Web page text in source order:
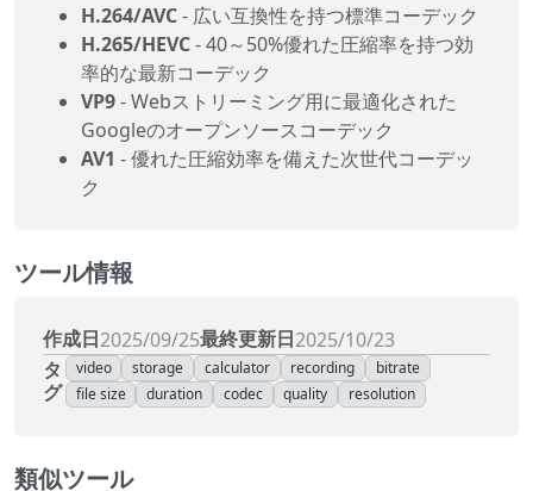
H.264/AVC- 広い互換性を持つ標準コーデック
H.265/HEVC- 40～50%優れた圧縮率を持つ効
率的な最新コーデック
VP9- Webストリーミング用に最適化された
Googleのオープンソースコーデック
AV1 - 優れた圧縮効率を備えた次世代コーデッ
ク
ツール情報
作成日2025/09/25最終更新日2025/10/23
タ
グ
video storage calculator recording
bitrate
file size
duration codec quality resolution
類似ツール